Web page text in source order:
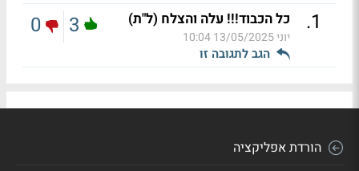
1
. כל הכבוד!!! עלה והצלח (ל"ת)
יוני13/05/2025 10:04
הגב לתגובה זו
3
0
הורדת אפליקציה